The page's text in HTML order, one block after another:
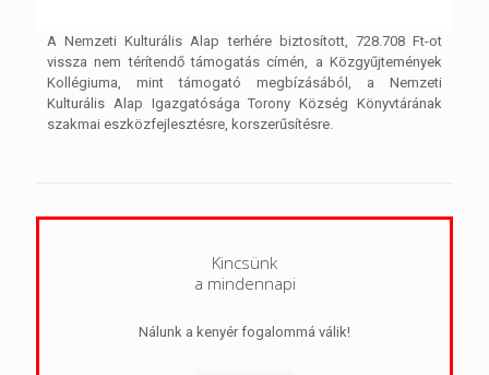
A Nemzeti Kulturális Alap terhére biztosított, 728.708 Ft-ot
vissza nem térítendő támogatás címén, a Közgyűjtemények
Kollégiuma, mint támogató megbízásából, a Nemzeti
Kulturális Alap Igazgatósága Torony Község Könyvtárának
szakmai eszközfejlesztésre, korszerűsítésre.
Kincsünk
a mindennapi
Nálunk a kenyér fogalommá válik!